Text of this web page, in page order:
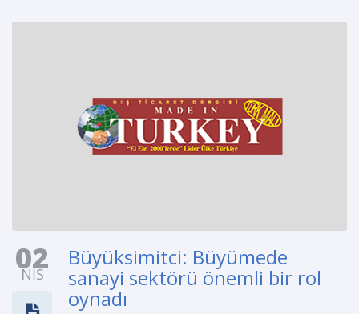
02
NIS
Büyüksimitci: Büyümede
sanayi sektörü önemli bir rol
oynadı